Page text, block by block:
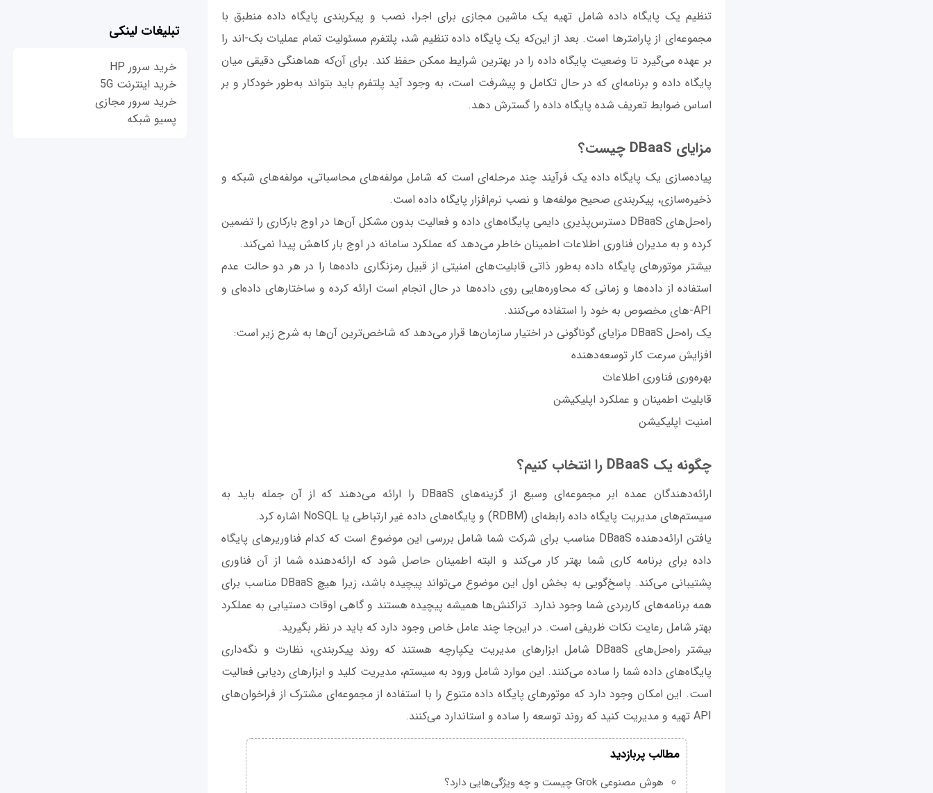
تنظیم یک پایگاه داده شامل تهیه یک ماشين مجازی برای اجرا، نصب و پیکربندی پایگاه داده منطبق با
مجموعه‌ای از پارامترها است. بعد از این‌که یک پایگاه داده تنظیم شد، پلتفرم مسئولیت تمام عملیات بک-اند را
بر عهده می‌گیرد تا وضعیت پایگاه داده را در بهترین شرایط ممکن حفظ کند. برای آن‌که هماهنگی دقیقی میان
پایگاه داده و برنامه‌‌ای که در حال تکامل و پیشرفت است، به وجود آید پلتفرم باید بتواند به‌طور خودکار و بر
اساس ضوابط تعریف شده پایگاه‌ داده را گسترش دهد.
مزایای DBaaS چیست؟
پیاده‌سازی یک پایگاه داده یک فرآیند چند مرحله‌ای است که شامل مولفه‌های محاسباتی، مولفه‌های شبکه و
ذخیره‌سازی، پیکربندی صحیح مولفه‌ها و نصب نرم‌افزار پایگاه داده است.
راه‌حل‌های DBaaS ‌دسترس‌پذیری دایمی پایگاه‌های داده و فعالیت بدون مشکل آن‌ها در اوج بارکاری را تضمین
کرده و به مدیران فناوری اطلاعات اطمینان خاطر می‌دهد که عملکرد سامانه در اوج بار کاهش پیدا نمی‌کند.
بیشتر موتورهای پایگاه داده به‌طور ذاتی قابلیت‌های امنیتی از قبیل رمزنگاری داده‌ها را در هر دو حالت عدم
استفاده از داده‌ها و زمانی که محاوره‌هایی روی داده‌ها در حال انجام است ارائه کرده و ساختارهای داده‌ای و
API-های مخصوص به خود را استفاده می‌کنند.
یک راه‌حل DBaaS مزایای گوناگونی در اختیار سازمان‌ها قرار می‌دهد که شاخص‌ترین آن‌ها به شرح زیر است:
افزایش سرعت کار توسعه‌دهنده
بهره‌وری فناوری اطلاعات
قابلیت اطمینان و عملکرد اپلیکیشن
امنیت اپلیکیشن
چگونه یک DBaaS را انتخاب کنیم؟
ارائه‌دهندگان عمده ابر مجموعه‌ای وسیع از گزینه‌های DBaaS را ارائه می‌دهند که از آن جمله باید به
سیستم‌های مدیریت پایگاه داده رابطه‌ای (RDBM) و پایگاه‌های داده غیر ارتباطی یا NoSQL اشاره کرد.
یافتن ارائه‌دهنده DBaaS مناسب برای شرکت شما شامل بررسی این موضوع است که کدام فناوریرهای پایگاه
داده برای برنامه کاری شما بهتر کار می‌کند و البته اطمینان حاصل شود که ارائه‌دهنده شما از آن فناوری
پشتیبانی می‌کند. پاسخ‌گویی به بخش اول این موضوع می‌تواند پیچیده باشد، زیرا هیچ DBaaS مناسب برای
همه برنامه‌های کاربردی شما وجود ندارد. تراکنش‌ها همیشه پیچیده هستند و گاهی اوقات دستیابی به عملکرد
بهتر شامل رعایت نکات ظریفی است. در این‌جا چند عامل خاص وجود دارد که باید در نظر بگیرید.
بیشتر راه‌حل‌های DBaaS شامل ابزارهای مدیریت یکپارچه هستند که روند پیکربندی، نظارت و نگه‌داری
پایگاه‌های داده شما را ساده می‌کنند. این موارد شامل ورود به سیستم، مدیریت کلید و ابزارهای ردیابی فعالیت
است. این امکان وجود دارد که موتورهای پایگاه داده متنوع را با استفاده از مجموعه‌ای مشترک از فراخوان‌های
API تهیه و مدیریت کنید که روند توسعه را ساده و استاندارد می‌کنند.
مطالب پربازدید
هوش مصنوعی Grok چیست و چه ویژگی‌هایی دارد؟
تبلیغات لینکی
خرید سرور HP
خرید اینترنت 5G
خرید سرور مجازی
پسیو شبکه